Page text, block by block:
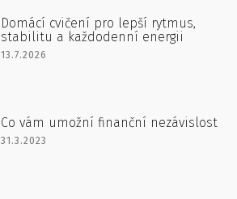
Domácí cvičení pro lepší rytmus,
stabilitu a každodenní energii
13.7.2026
Co vám umožní finanční nezávislost
31.3.2023